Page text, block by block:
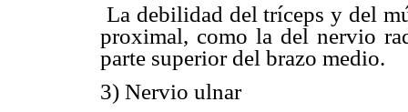
 La debilidad del tríceps y del
proximal, como la del nervio
parte superior del brazo medio.
3) Nervio ulnar